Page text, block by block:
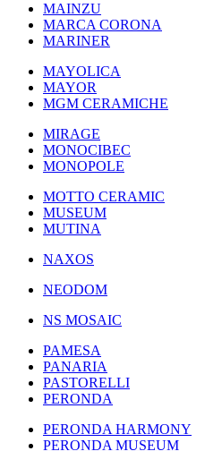
MAINZU
MARCA CORONA
MARINER
MAYOLICA
MAYOR
MGM CERAMICHE
MIRAGE
MONOCIBEC
MONOPOLE
MOTTO CERAMIC
MUSEUM
MUTINA
NAXOS
NEODOM
NS MOSAIC
PAMESA
PANARIA
PASTORELLI
PERONDA
PERONDA HARMONY
PERONDA MUSEUM